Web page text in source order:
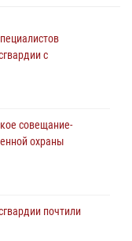
с
совещание-
охраны
почтили